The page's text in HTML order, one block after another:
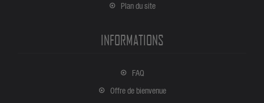
Plan du site
INFORMATIONS
FAQ
Offre de bienvenue